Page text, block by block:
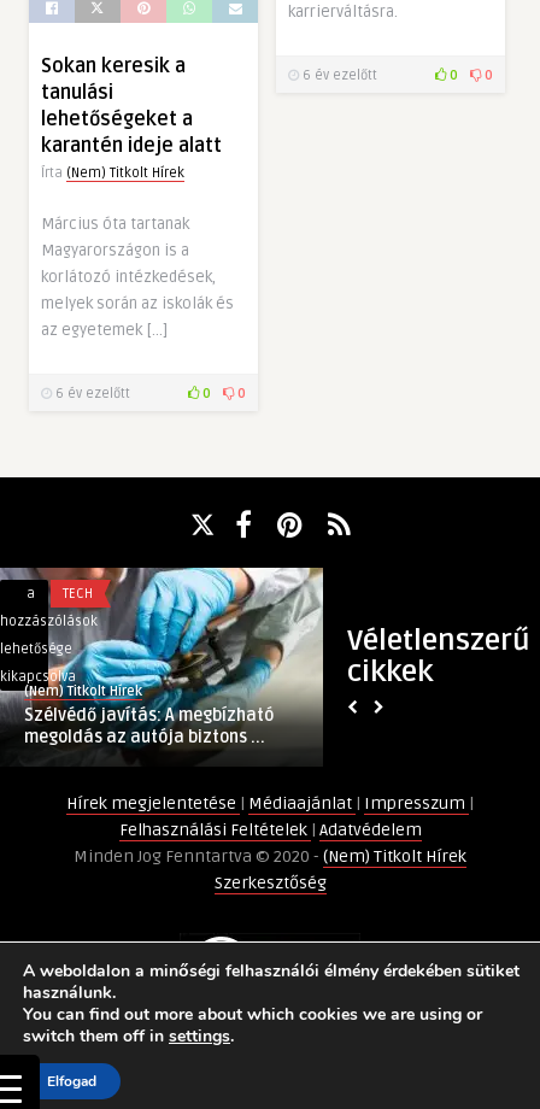
karrierváltásra.
6 év ezelőtt 0 0
Sokan keresik a
tanulási
lehetőségeket a
karantén ideje alatt
Írta (Nem) Titkolt Hírek
Március óta tartanak
Magyarországon is a
korlátozó intézkedések,
melyek során az iskolák és
az egyetemek […]
6 év ezelőtt 0 0
Véletlenszerű
cikkek
Szélvédő
javítás:
A
megbízható
megoldás
az
bejegyzéshez
a
hozzászólások
lehetősége
kikapcsolva
TECH
(Nem) Titkolt Hírek
Szélvédő javítás: A megbízható
megoldás az autója biztons ...
megelőzte
a
lehetősége
kikapcsolva
Hírek megjelentetése Médiaajánlat Impresszum
Felhasználási Feltételek Adatvédelem
Minden Jog Fenntartva © 2020 - (Nem) Titkolt Hírek
Szerkesztőség
A weboldalon a minőségi felhasználói élmény érdekében sütiket
használunk.
You can find out more about which cookies we are using or
switch them off in settings.
Elfogad